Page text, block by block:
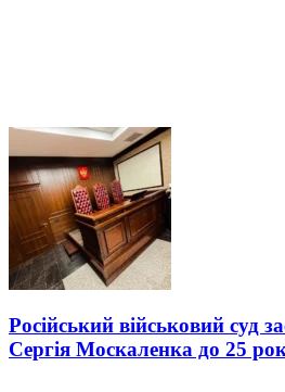
Російський військовий суд
Сергія Москаленка до 25